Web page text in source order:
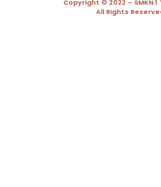
Copyright © 2022 – SMKN
All Rights